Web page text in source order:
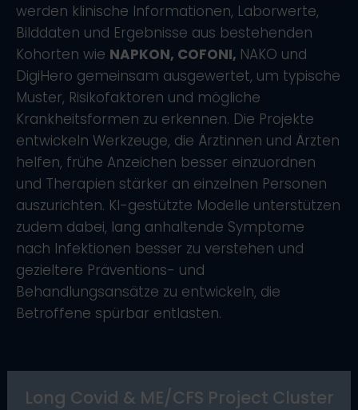
werden klinische Informationen, Laborwerte,
Bilddaten und Ergebnisse aus bestehenden
Kohorten wie NAPKON, COFONI, NAKO und
DigiHero gemeinsam ausgewertet, um typische
Muster, Risikofaktoren und mögliche
Krankheitsformen zu erkennen. Die Projekte
entwickeln Werkzeuge, die Ärztinnen und Ärzten
helfen, frühe Anzeichen besser einzuordnen
und Therapien stärker an einzelnen Personen
auszurichten. KI-gestützte Modelle unterstützen
zudem dabei, lang anhaltende Symptome
nach Infektionen besser zu verstehen und
gezieltere Präventions- und
Behandlungsansätze zu entwickeln, die
Betroffene spürbar entlasten.
Long Covid & ME/CFS Project Cluster